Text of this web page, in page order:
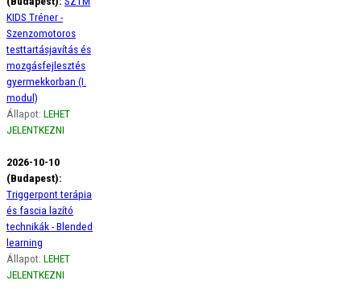
KIDS Tréner -
Szenzomotoros
testtartásjavítás és
mozgásfejlesztés
gyermekkorban (I.
modul)
Állapot: LEHET
JELENTKEZNI
2026-10-10
(Budapest):
Triggerpont terápia
és fascia lazító
technikák - Blended
learning
Állapot: LEHET
JELENTKEZNI